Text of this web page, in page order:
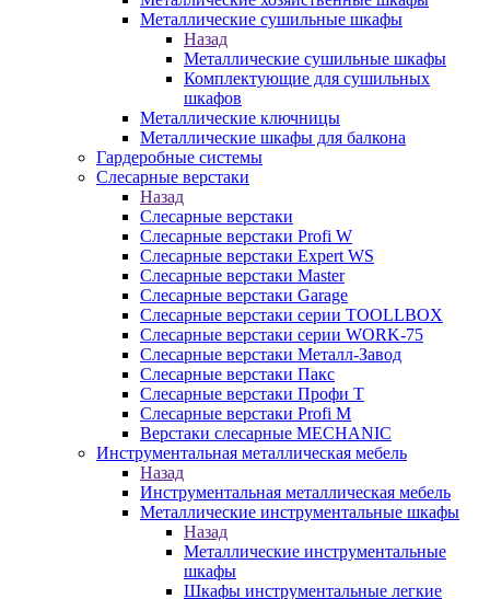
Металлические сушильные шкафы
Назад
Металлические сушильные шкафы
Комплектующие для сушильных
шкафов
Металлические ключницы
Металлические шкафы для балкона
Гардеробные системы
Слесарные верстаки
Назад
Слесарные верстаки
Слесарные верстаки Profi W
Слесарные верстаки Expert WS
Слесарные верстаки Master
Слесарные верстаки Garage
Слесарные верстаки серии TOOLLBOX
Слесарные верстаки серии WORK-75
Слесарные верстаки Металл-Завод
Слесарные верстаки Пакс
Слесарные верстаки Профи Т
Слесарные верстаки Profi M
Верстаки слесарные MECHANIC
Инструментальная металлическая мебель
Назад
Инструментальная металлическая мебель
Металлические инструментальные шкафы
Назад
Металлические инструментальные
шкафы
Шкафы инструментальные легкие